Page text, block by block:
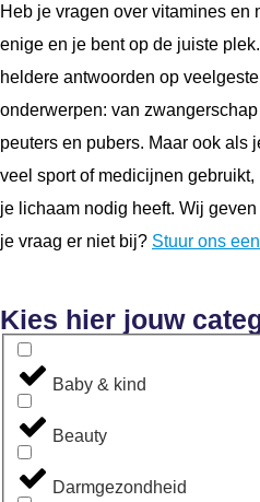
Heb je vragen over vitamines en
enige en je bent op de juiste
heldere antwoorden op
onderwerpen: van
peuters en pubers. Maar ook als
veel sport of medicijnen
je lichaam nodig heeft. Wij
je vraag er niet bij? Stuur ons
Kies hier jouw
Baby & kind
Beauty
Darmgezondheid